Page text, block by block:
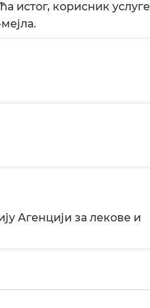
истог, корисник услуге
Агенцији за лекове и